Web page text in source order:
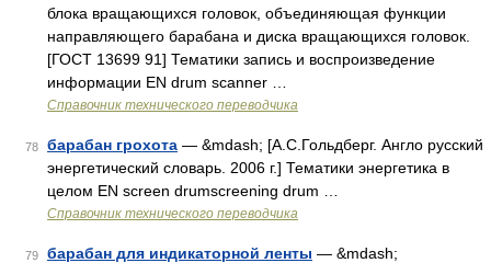
блока вращающихся головок, объединяющая функции
направляющего барабана и диска вращающихся головок.
[ГОСТ 13699 91] Тематики запись и воспроизведение
информации EN drum scanner …
Справочник технического переводчика
78 барабан грохота — &mdash; [А.С.Гольдберг. Англо русский
энергетический словарь. 2006 г.] Тематики энергетика в
целом EN screen drumscreening drum …
Справочник технического переводчика
79 барабан для индикаторной ленты — &mdash;